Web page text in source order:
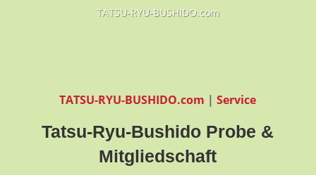
TATSU-RYU-BUSHIDO.com
TATSU-RYU-BUSHIDO.com | Service
Tatsu-Ryu-Bushido Probe &
Mitgliedschaft